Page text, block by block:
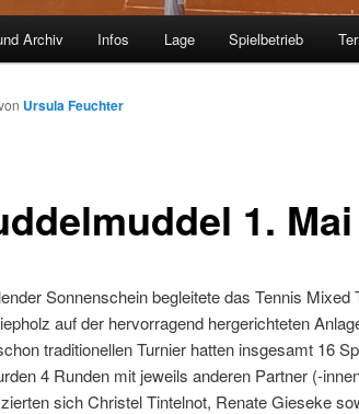
Archiv Infos Lage Spielbetrieb
1.
Ursula Feuchter
Sonnenschein begleitete das Tennis Mixed
auf der hervorragend hergerichteten
traditionellen Turnier hatten insgesamt 16
4 Runden mit jeweils anderen Partner (-
sich Christel Tintelnot, Renate Gieseke